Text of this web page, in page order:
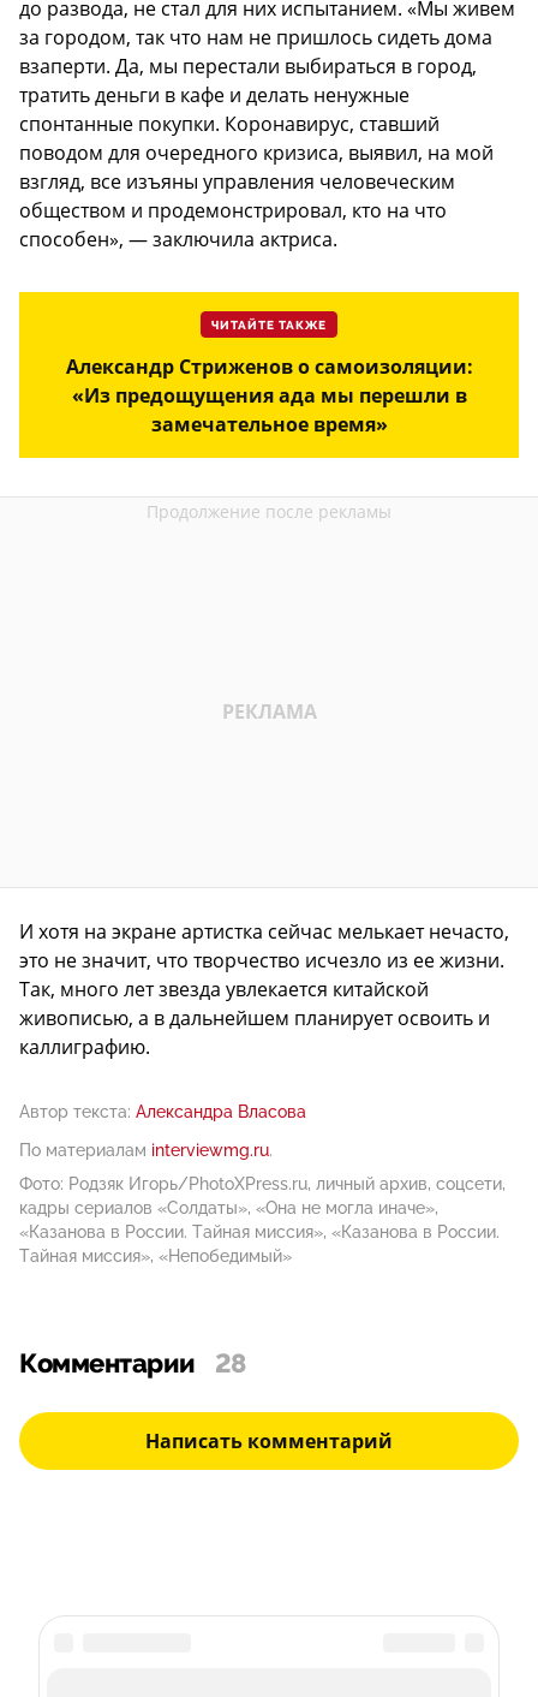
до развода, не стал для них испытанием. «Мы живем
за городом, так что нам не пришлось сидеть дома
взаперти. Да, мы перестали выбираться в город,
тратить деньги в кафе и делать ненужные
спонтанные покупки. Коронавирус, ставший
поводом для очередного кризиса, выявил, на мой
взгляд, все изъяны управления человеческим
обществом и продемонстрировал, кто на что
способен», — заключила актриса.
ЧИТАЙТЕ ТАКЖЕ
Александр Стриженов о самоизоляции:
«Из предощущения ада мы перешли в
замечательное время»
И хотя на экране артистка сейчас мелькает нечасто,
это не значит, что творчество исчезло из ее жизни.
Так, много лет звезда увлекается китайской
живописью, а в дальнейшем планирует освоить и
каллиграфию.
Автор текста: Александра Власова
По материалам interviewmg.ru.
Фото: Родзяк Игорь/PhotoXPress.ru, личный архив, соцсети,
кадры сериалов «Солдаты», «Она не могла иначе»,
«Казанова в России. Тайная миссия», «Казанова в России.
Тайная миссия», «Непобедимый»
Комментарии 28
Написать комментарий